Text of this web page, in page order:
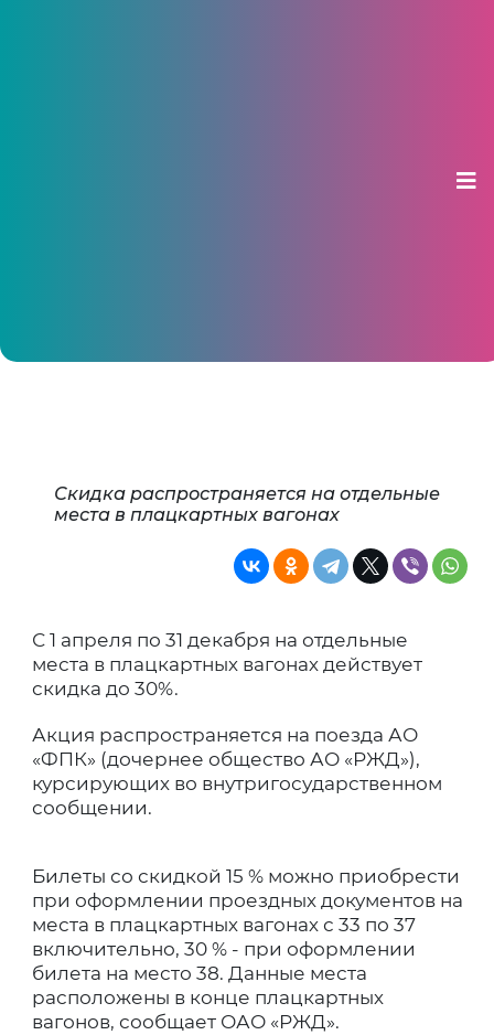
Скидка распространяется на отдельные
места в плацкартных вагонах
С 1 апреля по 31 декабря на отдельные
места в плацкартных вагонах действует
скидка до 30%.
Акция распространяется на поезда АО
«ФПК» (дочернее общество АО «РЖД»),
курсирующих во внутригосударственном
сообщении.
Билеты со скидкой 15 % можно приобрести
при оформлении проездных документов на
места в плацкартных вагонах с 33 по 37
включительно, 30 % - при оформлении
билета на место 38. Данные места
расположены в конце плацкартных
вагонов, сообщает ОАО «РЖД».